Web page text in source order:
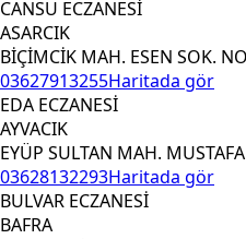
CANSU ECZANESİ
ASARCIK
BİÇİMCİK MAH. ESEN SOK.
03627913255Haritada gör
EDA ECZANESİ
AYVACIK
EYÜP SULTAN MAH.
03628132293Haritada gör
BULVAR ECZANESİ
BAFRA